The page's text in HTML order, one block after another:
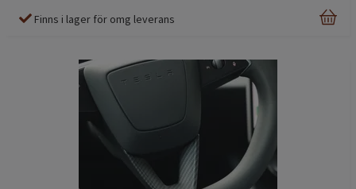
Finns i lager för omg leverans